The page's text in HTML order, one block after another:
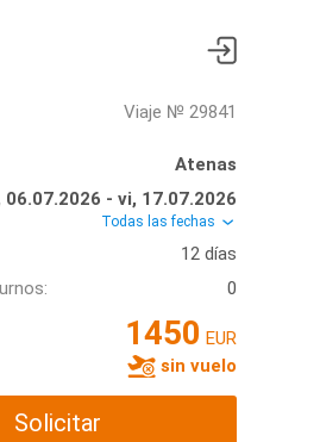
Viaje № 29841
Atenas
06.07.2026 - vi, 17.07.2026
Todas las fechas
12 días
0
1450 EUR
sin vuelo
Solicitar